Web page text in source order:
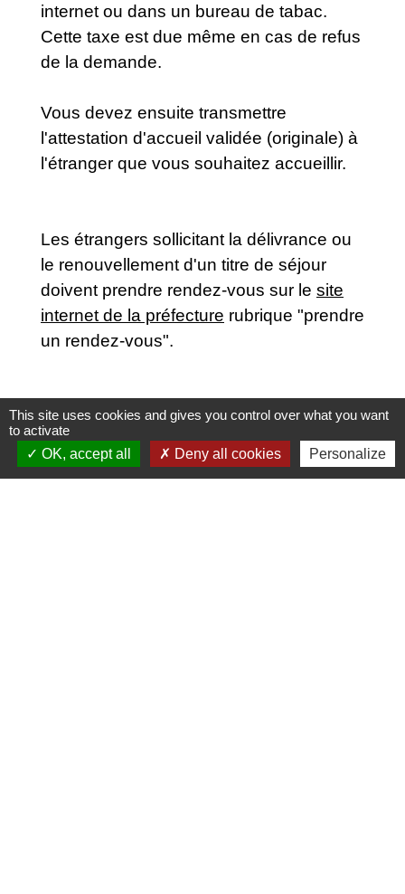
internet ou dans un bureau de tabac.
Cette taxe est due même en cas de refus
de la demande.
Vous devez ensuite transmettre
l'attestation d'accueil validée (originale) à
l'étranger que vous souhaitez accueillir.
Les étrangers sollicitant la délivrance ou
le renouvellement d'un titre de séjour
doivent prendre rendez-vous sur le site
internet de la préfecture rubrique "prendre
un rendez-vous".
This site uses cookies and gives you control over what you want
to activate
OK, accept all
Deny all cookies Personalize